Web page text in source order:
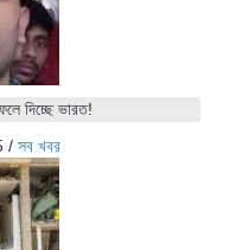
দিচ্ছে ভারত!
/ সব খবর